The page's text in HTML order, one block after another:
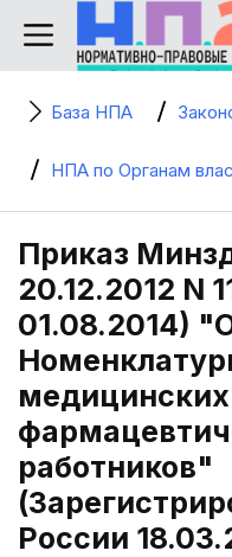
База НПА
НПА по Органам
Приказ
20.12.2012 N
01.08.2014)
работников"
России